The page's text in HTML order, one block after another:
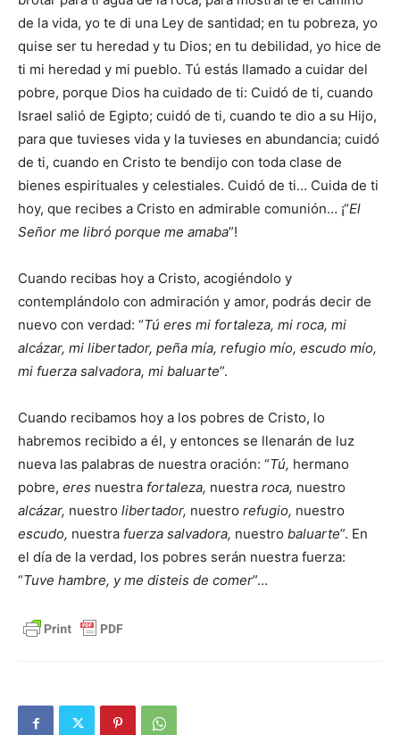
de la vida, yo te di una Ley de santidad; en tu pobreza, yo
quise ser tu heredad y tu Dios; en tu debilidad, yo hice de
ti mi heredad y mi pueblo. Tú estás llamado a cuidar del
pobre, porque Dios ha cuidado de ti: Cuidó de ti, cuando
Israel salió de Egipto; cuidó de ti, cuando te dio a su Hijo,
para que tuvieses vida y la tuvieses en abundancia; cuidó
de ti, cuando en Cristo te bendijo con toda clase de
bienes espirituales y celestiales. Cuidó de ti… Cuida de ti
hoy, que recibes a Cristo en admirable comunión… ¡“El
Señor me libró porque me amaba”!
Cuando recibas hoy a Cristo, acogiéndolo y
contemplándolo con admiración y amor, podrás decir de
nuevo con verdad: “Tú eres mi fortaleza, mi roca, mi
alcázar, mi libertador, peña mía, refugio mío, escudo mío,
mi fuerza salvadora, mi baluarte”.
Cuando recibamos hoy a los pobres de Cristo, lo
habremos recibido a él, y entonces se llenarán de luz
nueva las palabras de nuestra oración: “Tú, hermano
pobre, eres nuestra fortaleza, nuestra roca, nuestro
alcázar, nuestro libertador, nuestro refugio, nuestro
escudo, nuestra fuerza salvadora, nuestro baluarte”. En
el día de la verdad, los pobres serán nuestra fuerza:
“Tuve hambre, y me disteis de comer”…